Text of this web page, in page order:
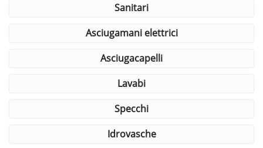
sanitari
asciugamani elettrici
asciugacapelli
lavabi
specchi
idrovasche